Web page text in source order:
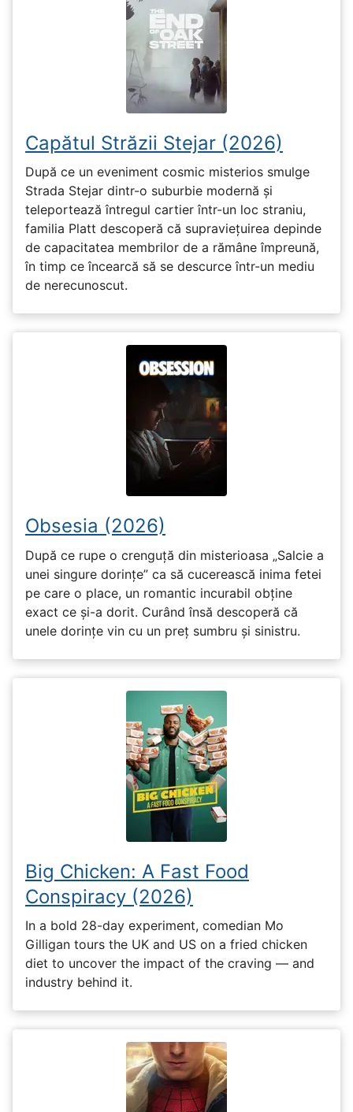
Capătul Străzii Stejar (2026)
După ce un eveniment cosmic misterios smulge
Strada Stejar dintr-o suburbie modernă și
teleportează întregul cartier într-un loc straniu,
familia Platt descoperă că supraviețuirea depinde
de capacitatea membrilor de a rămâne împreună,
în timp ce încearcă să se descurce într-un mediu
de nerecunoscut.
Obsesia (2026)
După ce rupe o crenguță din misterioasa „Salcie a
unei singure dorințe” ca să cucerească inima fetei
pe care o place, un romantic incurabil obține
exact ce și-a dorit. Curând însă descoperă că
unele dorințe vin cu un preț sumbru și sinistru.
Big Chicken: A Fast Food
Conspiracy (2026)
In a bold 28-day experiment, comedian Mo
Gilligan tours the UK and US on a fried chicken
diet to uncover the impact of the craving — and
industry behind it.